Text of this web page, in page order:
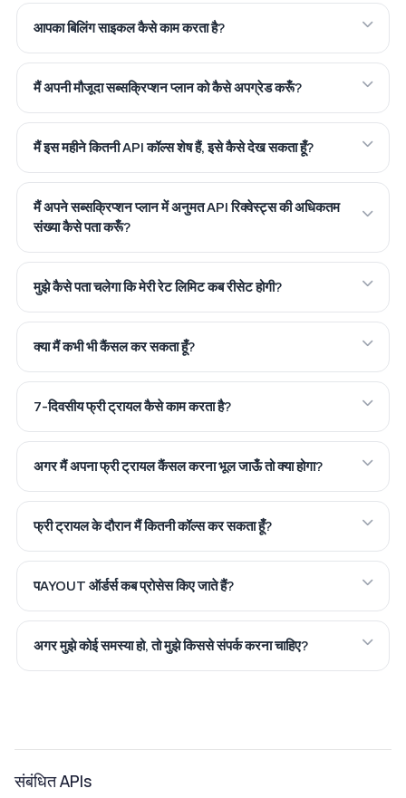
आपका बिलिंग साइकल कैसे काम करता है?
मैं अपनी मौजूदा सब्सक्रिप्शन प्लान को कैसे अपग्रेड करूँ?
मैं इस महीने कितनी API कॉल्स शेष हैं, इसे कैसे देख सकता हूँ?
मैं अपने सब्सक्रिप्शन प्लान में अनुमत API रिक्वेस्ट्स की अधिकतम
संख्या कैसे पता करूँ?
मुझे कैसे पता चलेगा कि मेरी रेट लिमिट कब रीसेट होगी?
क्या मैं कभी भी कैंसल कर सकता हूँ?
7-दिवसीय फ्री ट्रायल कैसे काम करता है?
अगर मैं अपना फ्री ट्रायल कैंसल करना भूल जाऊँ तो क्या होगा?
फ्री ट्रायल के दौरान मैं कितनी कॉल्स कर सकता हूँ?
पAYOUT ऑर्डर्स कब प्रोसेस किए जाते हैं?
अगर मुझे कोई समस्या हो, तो मुझे किससे संपर्क करना चाहिए?
संबंधित APIs